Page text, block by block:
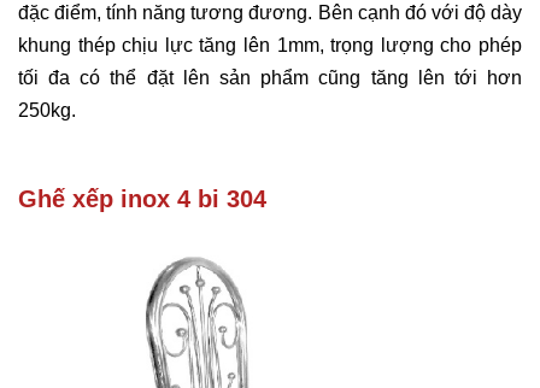
đặc điểm, tính năng tương đương. Bên cạnh đó với độ dày
khung thép chịu lực tăng lên 1mm, trọng lượng cho phép
tối đa có thể đặt lên sản phẩm cũng tăng lên tới hơn
250kg.
Ghế xếp inox 4 bi 304